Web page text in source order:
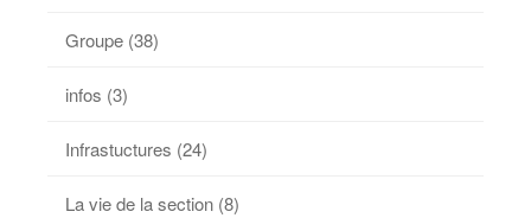
Groupe (38)
infos (3)
Infrastuctures (24)
La vie de la section (8)